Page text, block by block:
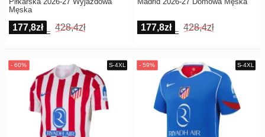
Męska
177,8zł 428,4zł 177,8zł 428,4zł